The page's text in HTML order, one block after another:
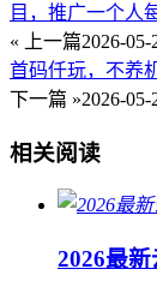
目，推广一个人
« 上一篇2026-05-
首码仟玩，不养
下一篇 »2026-05-
相关阅读
2026最